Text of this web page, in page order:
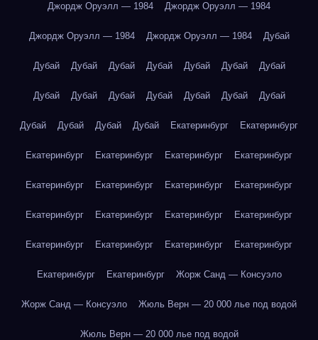
Джордж Оруэлл — 1984 Джордж Оруэлл — 1984
Джордж Оруэлл — 1984 Джордж Оруэлл — 1984 Дубай
Дубай Дубай Дубай Дубай Дубай Дубай Дубай
Дубай Дубай Дубай Дубай Дубай Дубай Дубай
Дубай Дубай Дубай Дубай Екатеринбург Екатеринбург
Екатеринбург Екатеринбург Екатеринбург Екатеринбург
Екатеринбург Екатеринбург Екатеринбург Екатеринбург
Екатеринбург Екатеринбург Екатеринбург Екатеринбург
Екатеринбург Екатеринбург Екатеринбург Екатеринбург
Екатеринбург Екатеринбург Жорж Санд — Консуэло
Жорж Санд — Консуэло Жюль Верн — 20 000 лье под водой
Жюль Верн — 20 000 лье под водой